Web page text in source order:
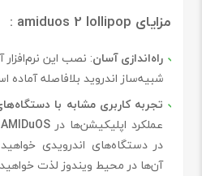
مزایای amiduos 2 lollipop :
راه‌اندازی آسان: نصب این
شبیه‌ساز اندروید بلافاصله
تجربه کاربری مشابه با
عملکرد اپلیکیشن‌ها در AMIDuOS
در دستگاه‌های اندرویدی خواهید
آن‌ها در محیط ویندوز لذت خواهید